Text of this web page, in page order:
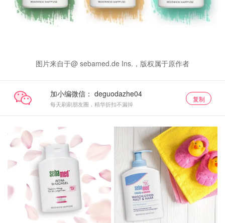
图片来自于@ sebamed.de Ins.，版权属于原作者
加小编微信：
每天刷刷朋友圈，精华折扣不漏掉
复制